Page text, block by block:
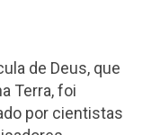
de Deus, que
Terra, foi
por cientistas